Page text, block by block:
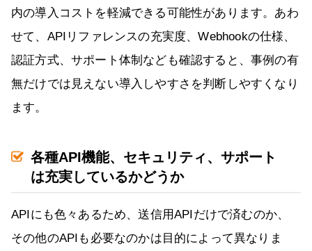
内の導入コストを軽減できる可能性があります。あわ
せて、APIリファレンスの充実度、Webhookの仕様、
認証方式、サポート体制なども確認すると、事例の有
無だけでは見えない導入しやすさを判断しやすくなり
ます。
各種API機能、セキュリティ、サポート
は充実しているかどうか
APIにも色々あるため、送信用APIだけで済むのか、
その他のAPIも必要なのかは目的によって異なりま